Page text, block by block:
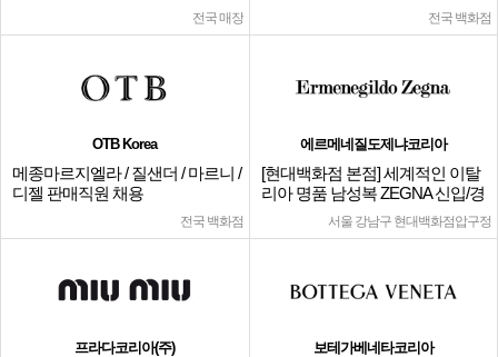
전국 매장 전국 백화점
OTB Korea
메종마르지엘라 / 질샌더 / 마르니 /
디젤 판매직원 채용
전국 백화점
에르메네질도제냐코리아
[현대백화점 본점] 세계적인 이탈
리아 명품 남성복 ZEGNA 신입/경
서울 강남구 현대백화점압구정
프라다코리아(주) 보테가베네타코리아